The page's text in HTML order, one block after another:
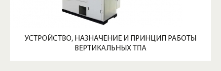
УСТРОЙСТВО, НАЗНАЧЕНИЕ И ПРИНЦИП РАБОТЫ
ВЕРТИКАЛЬНЫХ ТПА